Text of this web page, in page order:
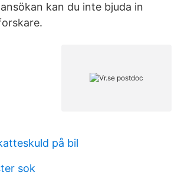
kan du inte bjuda in
på bil
sok